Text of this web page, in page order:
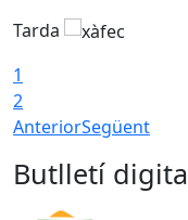
Tarda
1
2
AnteriorSegüent
Butlletí